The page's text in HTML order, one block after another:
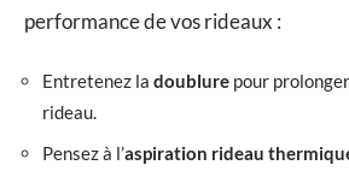
performance de vos rideaux :
Entretenez la doublure pour
rideau.
Pensez à l’aspiration rideau